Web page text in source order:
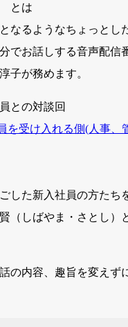
とは
なるようなちょっと
でお話しする音声配
子が務めます。
との対談回
を受け入れる側(人事
した新入社員の方た
（しばやま・さとし
内容、趣旨を変えず